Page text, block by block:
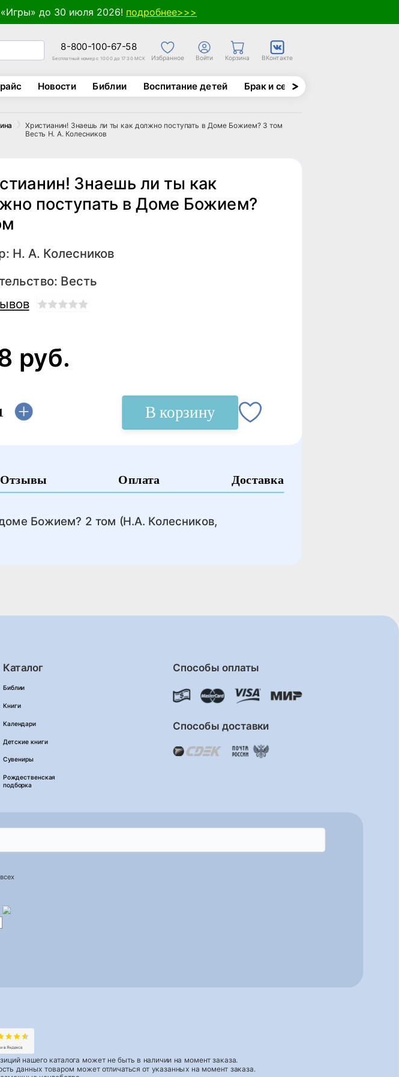
до 30 июля 2026! подробнее>>>
8-800-100-67-58
Бесплатный номер с 10:00 до 17:30 МСК Избранное Войти Корзина ВКонтакте
Новости Библии Воспитание детей Брак и семья
Христианин! Знаешь ли ты как должно поступать в Доме Божием? 3 том
Весть Н. А. Колесников
Знаешь ли ты как
поступать в Доме Божием?
Н. А. Колесников
Весть
руб.
В корзину
Отзывы Оплата Доставка
Божием? 2 том (Н.А. Колесников,
Каталог
Библии
Книги
Календари
Детские книги
Сувениры
Рождественская
подборка
Способы оплаты
Способы доставки
нашего каталога может не быть в наличии на момент заказа.
данных товаром может отличаться от указанных на момент заказа.